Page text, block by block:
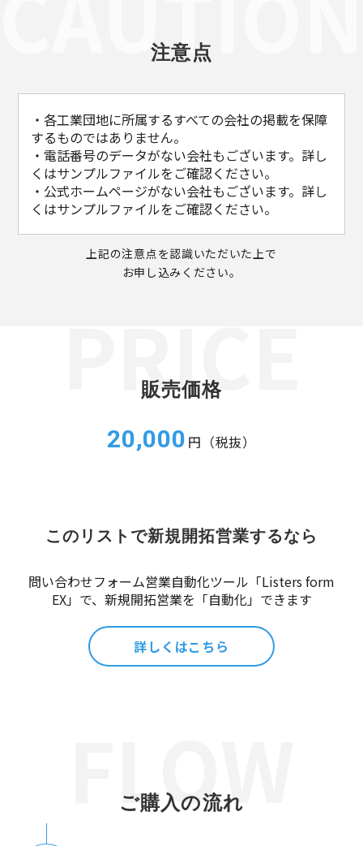
注意点
・各工業団地に所属するすべての会社の掲載を保障
するものではありません。
・電話番号のデータがない会社もございます。詳し
くはサンプルファイルをご確認ください。
・公式ホームページがない会社もございます。詳し
くはサンプルファイルをご確認ください。
上記の注意点を認識いただいた上で
お申し込みください。
販売価格
20,000 円（税抜）
このリストで新規開拓営業するなら
問い合わせフォーム営業自動化ツール「Listers form
EX」で、新規開拓営業を「自動化」できます
詳しくはこちら
ご購入の流れ